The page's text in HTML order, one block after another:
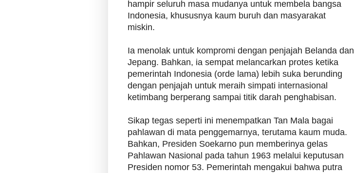
hampir seluruh masa mudanya untuk membela bangsa
Indonesia, khususnya kaum buruh dan masyarakat
miskin.
Ia menolak untuk kompromi dengan penjajah Belanda dan
Jepang. Bahkan, ia sempat melancarkan protes ketika
pemerintah Indonesia (orde lama) lebih suka berunding
dengan penjajah untuk meraih simpati internasional
ketimbang berperang sampai titik darah penghabisan.
Sikap tegas seperti ini menempatkan Tan Mala bagai
pahlawan di mata penggemarnya, terutama kaum muda.
Bahkan, Presiden Soekarno pun memberinya gelas
Pahlawan Nasional pada tahun 1963 melalui keputusan
Presiden nomor 53. Pemerintah mengakui bahwa putra